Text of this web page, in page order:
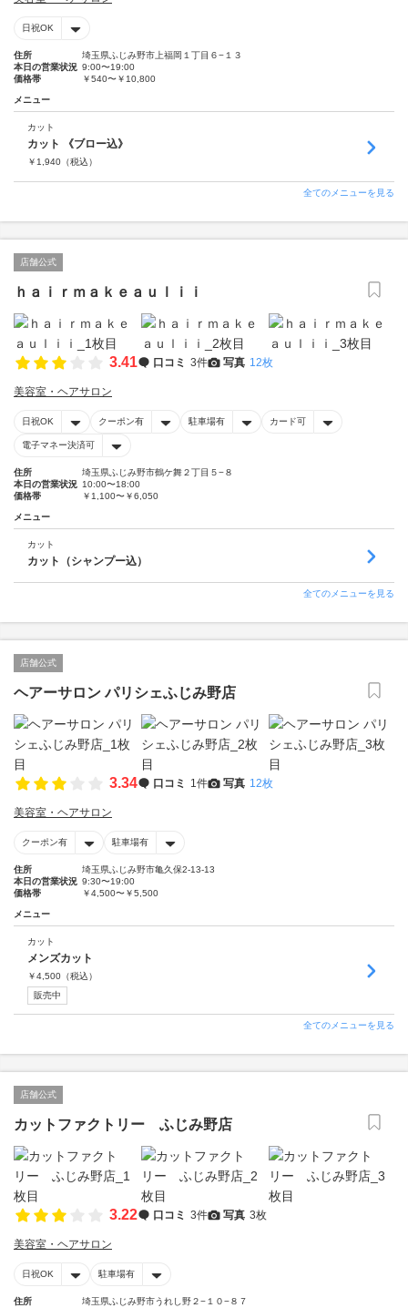
日祝OK
住所
埼玉県ふじみ野市上福岡１丁目６−１３
本日の営業状況 9:00〜19:00
価格帯
￥540〜￥10,800
メニュー
カット
カット 《ブロー込》
￥ 1,940 （税込）
全てのメニューを見る
店舗公式
ｈａｉｒｍａｋｅａｕｌｉｉ
3.41 口コミ 3件 写真 12枚
美容室・ヘアサロン
日祝OK クーポン有 駐車場有 カード可
電子マネー決済可
住所
埼玉県ふじみ野市鶴ケ舞２丁目５−８
本日の営業状況 10:00〜18:00
価格帯
￥1,100〜￥6,050
メニュー
カット
カット（シャンプー込）
全てのメニューを見る
店舗公式
ヘアーサロン パリシェふじみ野店
3.34 口コミ 1件 写真 12枚
美容室・ヘアサロン
クーポン有 駐車場有
住所
埼玉県ふじみ野市亀久保2-13-13
本日の営業状況 9:30〜19:00
価格帯
￥4,500〜￥5,500
メニュー
カット
メンズカット
￥4,500 （税込）
販売中
全てのメニューを見る
店舗公式
カットファクトリー ふじみ野店
3.22 口コミ 3件 写真 3枚
美容室・ヘアサロン
日祝OK 駐車場有
住所 埼玉県ふじみ野市うれし野２−１０−８７